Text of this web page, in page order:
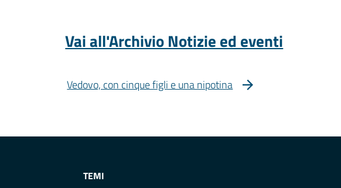
Vai all'Archivio Notizie ed eventi
Vedovo, con cinque figli e una nipotina
TEMI